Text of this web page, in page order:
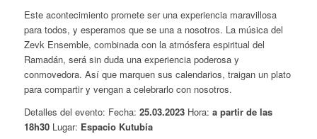
Este acontecimiento promete ser una experiencia maravillosa
para todos, y esperamos que se una a nosotros. La música del
Zevk Ensemble, combinada con la atmósfera espiritual del
Ramadán, será sin duda una experiencia poderosa y
conmovedora. Así que marquen sus calendarios, traigan un plato
para compartir y vengan a celebrarlo con nosotros.
Detalles del evento: Fecha: 25.03.2023Hora: a partir de las
18h30Lugar: Espacio Kutubía